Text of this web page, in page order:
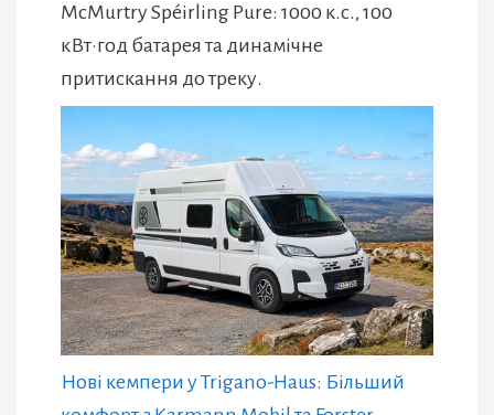
McMurtry Spéirling Pure: 1000 к.с., 100
кВт·год батарея та динамічне
притискання до треку.
Нові кемпери у Trigano-Haus: Більший